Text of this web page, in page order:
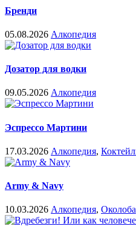
Бренди
05.08.2026 Алкопедия
Дозатор для водки
09.05.2026 Алкопедия
Эспрессо Мартини
17.03.2026 Алкопедия,
Army & Navy
10.03.2026 Алкопедия,